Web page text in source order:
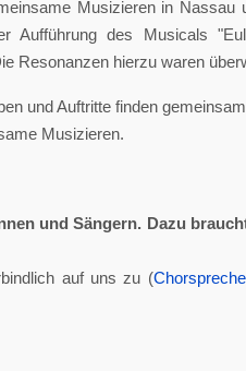
Musizieren in
Aufführung des Musicals
Resonanzen hierzu waren
und Auftritte finden
Musizieren.
und Sängern. Dazu
auf uns zu (